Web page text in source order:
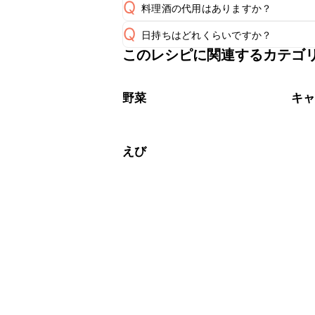
Q 料理酒の代用はありますか？
A
Q 日持ちはどれくらいですか？
保存期間は冷蔵で翌日中が目安です
※日持ちは目安です。
このレシピに関連するカテゴ
野菜 キ
えび